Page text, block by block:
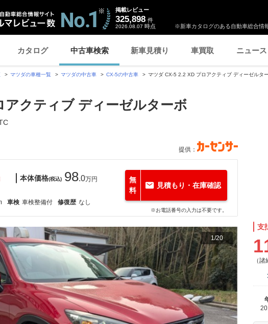
※新車カタログのある自動車総合情
掲載レビュー
325,898 件
2026.08.07 時点
カタログ 中古車検索 新車見積り 車買取 ニュース
マツダの車種一覧 マツダの中古車 CX-5の中古車 マツダ CX-5 2.2 XD プロアクティブ ディーゼルタ
アクティブ ディーゼルターボ
提供：
本体価格(税込) 98.0万円
車検 車検整備付 修復歴 なし
無
料
見積もり・在庫確認
※お電話番号の入力は不要です。
1/20
支
（